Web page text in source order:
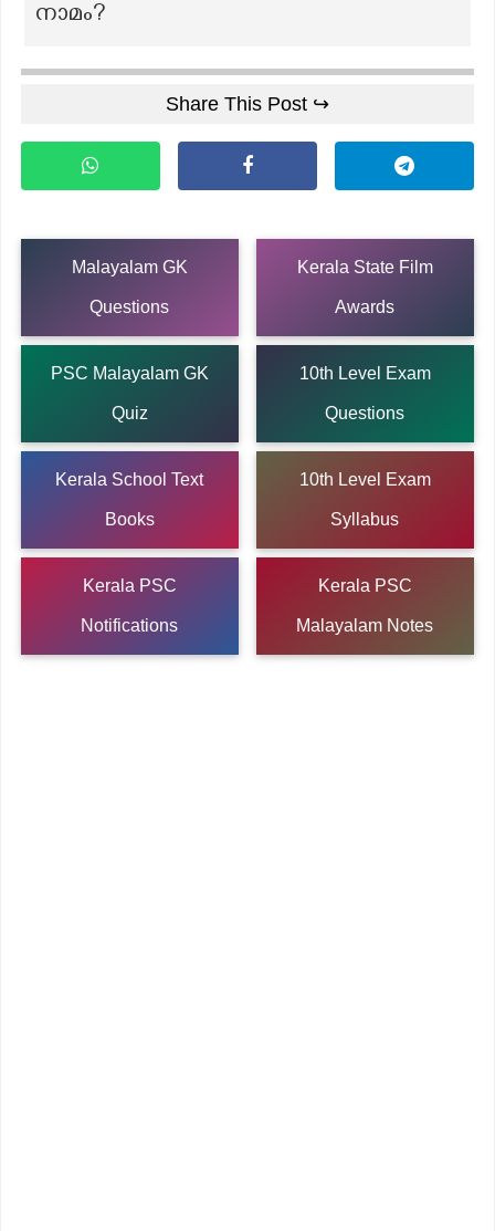
നാമം?
Share This Post ↪
Malayalam GK
Questions
Kerala State Film
Awards
PSC Malayalam GK
Quiz
10th Level Exam
Questions
Kerala School Text
Books
10th Level Exam
Syllabus
Kerala PSC
Notifications
Kerala PSC
Malayalam Notes